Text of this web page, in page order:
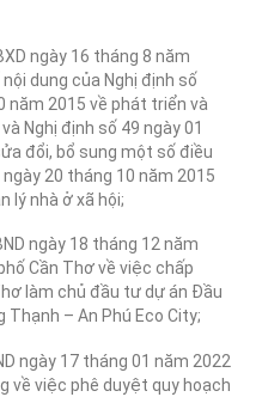
ngày 16 tháng 8 năm
dung của Nghị định số
năm 2015 về phát triển và
Nghị định số 49 ngày 01
đổi, bổ sung một số điều
20 tháng 10 năm 2015
lý nhà ở xã hội;
ngày 18 tháng 12 năm
Cần Thơ về việc chấp
làm chủ đầu tư dự án Đầu
– An Phú Eco City;
ngày 17 tháng 01 năm 2022
về việc phê duyệt quy hoạch